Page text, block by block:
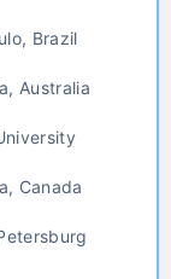
Brazil
Australia
Canada